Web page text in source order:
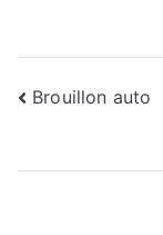
Brouillon auto